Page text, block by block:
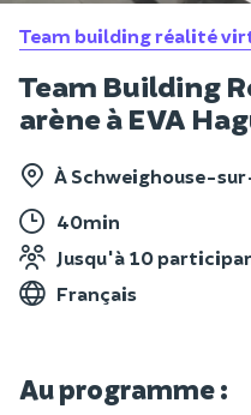
Team building réalité
Team Building
arène à EVA
À Schweighouse-
40min
Jusqu'à 10
Français
Au programme :